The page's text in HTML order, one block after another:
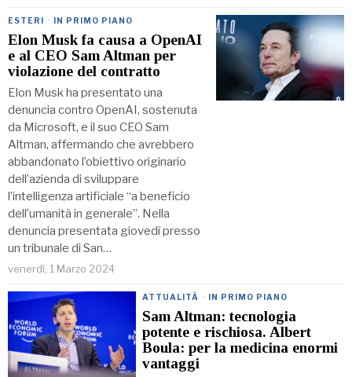
ESTERI · IN PRIMO PIANO
Elon Musk fa causa a OpenAI
e al CEO Sam Altman per
violazione del contratto
Elon Musk ha presentato una
denuncia contro OpenAI, sostenuta
da Microsoft, e il suo CEO Sam
Altman, affermando che avrebbero
abbandonato l’obiettivo originario
dell’azienda di sviluppare
l’intelligenza artificiale “a beneficio
dell’umanità in generale”. Nella
denuncia presentata giovedì presso
un tribunale di San…
venerdì, 1 Marzo 2024
ATTUALITÀ · IN PRIMO PIANO
Sam Altman: tecnologia
potente e rischiosa. Albert
Boula: per la medicina enormi
vantaggi